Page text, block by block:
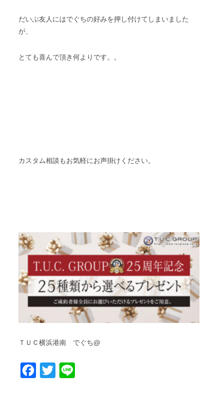
だいぶ友人にはでぐちの好みを押し付けてしまいました
が、
とても喜んで頂き何よりです。。
カスタム相談もお気軽にお声掛けください。
ＴＵＣ横浜港南 でぐち@
Facebook
Twitter